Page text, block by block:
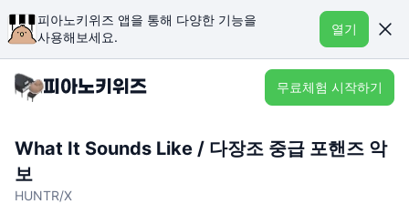
피아노키위즈 앱을 통해 다양한 기능을
사용해보세요.
열기
무료체험 시작하기
What It Sounds Like / 다장조 중급 포핸즈 악
보
HUNTR/X